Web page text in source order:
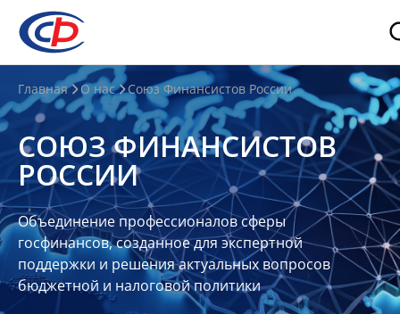
О
нас
О
СФР
Совет
Союза
Участники
Планы
Главная О нас Союз Финансистов России
СОЮЗ ФИНАНСИСТОВ
РОССИИ
Объединение профессионалов сферы
госфинансов, созданное для экспертной
поддержки и решения актуальных вопросов
бюджетной и налоговой политики